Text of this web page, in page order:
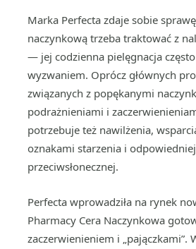
Marka Perfecta zdaje sobie
naczynkową trzeba traktować z
— jej codzienna pielęgnacja
wyzwaniem. Oprócz głównych
związanych z popękanymi
podrażnieniami i
potrzebuje też nawilżenia,
oznakami starzenia i
przeciwsłonecznej.
Perfecta wprowadziła na rynek
Pharmacy Cera Naczynkowa
zaczerwienieniem i „pajączkami”.